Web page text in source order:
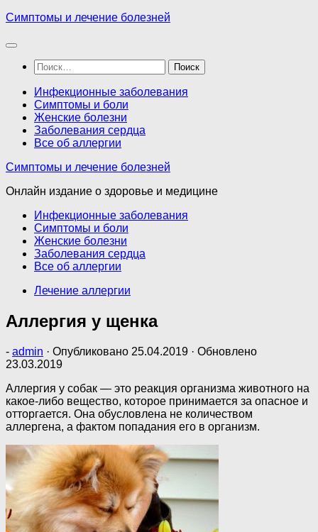
Перейти
содержимому
Симптомы и лечение болезней
Найти:
Инфекционные заболевания
Симптомы и боли
Женские болезни
Заболевания сердца
Все об аллергии
Симптомы и лечение болезней
Онлайн издание о здоровье и медицине
Инфекционные заболевания
Симптомы и боли
Женские болезни
Заболевания сердца
Все об аллергии
Лечение аллергии
Аллергия у щенка
- admin · Опубликовано 25.04.2019 · Обновлено
23.03.2019
Аллергия у собак — это реакция организма животного на
какое-либо вещество, которое принимается за опасное и
отторгается. Она обусловлена не количеством
аллергена, а фактом попадания его в организм.